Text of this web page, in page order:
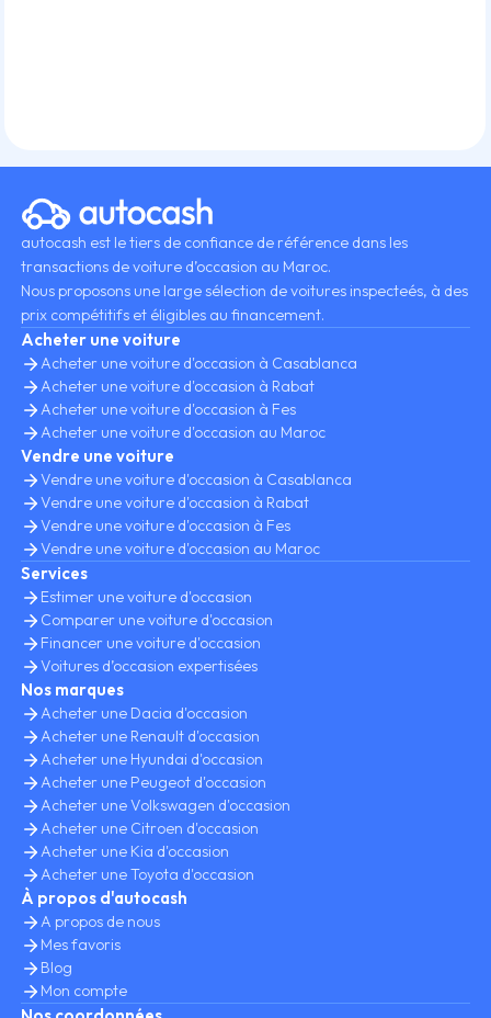
autocash est le tiers de confiance de référence dans les
transactions de voiture d’occasion au Maroc.
Nous proposons une large sélection de voitures inspecteés, à des
prix compétitifs et éligibles au financement.
Acheter une voiture
Acheter une voiture d'occasion à Casablanca
Acheter une voiture d'occasion à Rabat
Acheter une voiture d'occasion à Fes
Acheter une voiture d'occasion au Maroc
Vendre une voiture
Vendre une voiture d'occasion à Casablanca
Vendre une voiture d'occasion à Rabat
Vendre une voiture d'occasion à Fes
Vendre une voiture d'occasion au Maroc
Services
Estimer une voiture d'occasion
Comparer une voiture d'occasion
Financer une voiture d'occasion
Voitures d’occasion expertisées
Nos marques
Acheter une Dacia d'occasion
Acheter une Renault d'occasion
Acheter une Hyundai d'occasion
Acheter une Peugeot d'occasion
Acheter une Volkswagen d'occasion
Acheter une Citroen d'occasion
Acheter une Kia d'occasion
Acheter une Toyota d'occasion
À propos d'autocash
A propos de nous
Mes favoris
Blog
Mon compte